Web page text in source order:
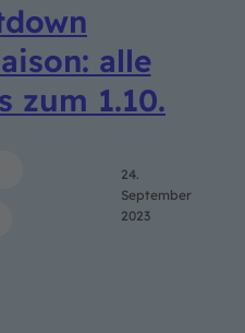
alle
zum 1.10.
24.
September
2023